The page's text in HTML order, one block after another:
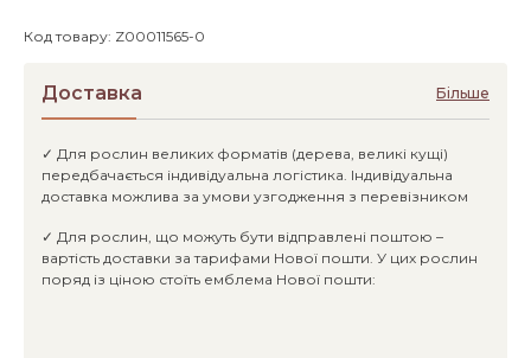
Код товару: Z00011565-0
Доставка Більше
✓ Для рослин великих форматів (дерева, великі кущі)
передбачається індивідуальна логістика. Індивідуальна
доставка можлива за умови узгодження з перевізником
✓ Для рослин, що можуть бути відправлені поштою –
вартість доставки за тарифами Нової пошти. У цих рослин
поряд із ціною стоїть емблема Нової пошти: